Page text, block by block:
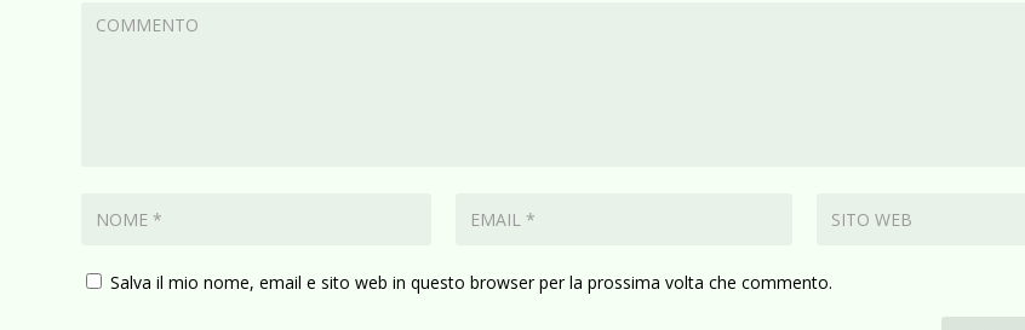
Salva il mio nome, email e sito web in questo browser per la prossima volta che commento.